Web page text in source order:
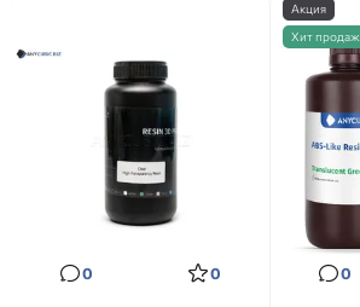
0 0
Акция
Хит продаж
0